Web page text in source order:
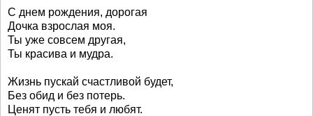
С днем рождения, дорогая
Дочка взрослая моя.
Ты уже совсем другая,
Ты красива и мудра.
Жизнь пускай счастливой будет,
Без обид и без потерь.
Ценят пусть тебя и любят.